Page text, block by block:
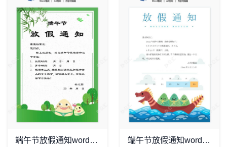
端午节放假通知word模板(2) 端午节放假通知word模板(6)